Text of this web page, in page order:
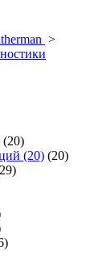
>
(20)
(20) (20)